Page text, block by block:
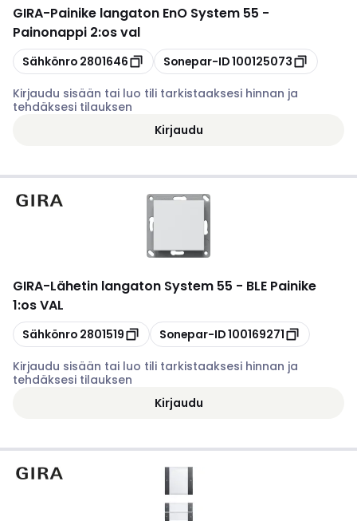
GIRA-Painike langaton EnO System 55 -
Painonappi 2:os val
Kopioi
Sähkönro 2801646 Kopioi
Sonepar-ID100125073
Kirjaudu sisään tai luo tili tarkistaaksesi hinnan ja
tehdäksesi tilauksen
Kirjaudu
GIRA-Lähetin langaton System 55 - BLE Painike
1:os VAL
Kopioi
Sähkönro 2801519 Kopioi
Sonepar-ID100169271
Kirjaudu sisään tai luo tili tarkistaaksesi hinnan ja
tehdäksesi tilauksen
Kirjaudu